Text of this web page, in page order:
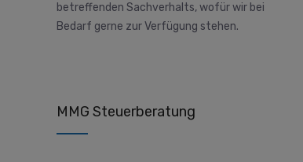
betreffenden Sachverhalts, wofür wir bei
Bedarf gerne zur Verfügung stehen.
MMG Steuerberatung